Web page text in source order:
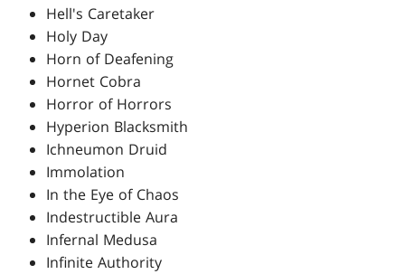
Hell's Caretaker
Holy Day
Horn of Deafening
Hornet Cobra
Horror of Horrors
Hyperion Blacksmith
Ichneumon Druid
Immolation
In the Eye of Chaos
Indestructible Aura
Infernal Medusa
Infinite Authority